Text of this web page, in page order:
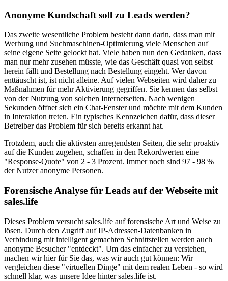
Anonyme Kundschaft soll zu Leads werden?
Das zweite wesentliche Problem besteht dann darin, dass man mit
Werbung und Suchmaschinen-Optimierung viele Menschen auf
seine eigene Seite gelockt hat. Viele haben nun den Gedanken, dass
man nur mehr zusehen müsste, wie das Geschäft quasi von selbst
herein fällt und Bestellung nach Bestellung eingeht. Wer davon
enttäuscht ist, ist nicht alleine. Auf vielen Webseiten wird daher zu
Maßnahmen für mehr Aktivierung gegriffen. Sie kennen das selbst
von der Nutzung von solchen Internetseiten. Nach wenigen
Sekunden öffnet sich ein Chat-Fenster und möchte mit dem Kunden
in Interaktion treten. Ein typisches Kennzeichen dafür, dass dieser
Betreiber das Problem für sich bereits erkannt hat.
Trotzdem, auch die aktivsten anregendsten Seiten, die sehr proaktiv
auf die Kunden zugehen, schaffen in den Rekordwerten eine
"Response-Quote" von 2 - 3 Prozent. Immer noch sind 97 - 98 %
der Nutzer anonyme Personen.
Forensische Analyse für Leads auf der Webseite mit
sales.life
Dieses Problem versucht sales.life auf forensische Art und Weise zu
lösen. Durch den Zugriff auf IP-Adressen-Datenbanken in
Verbindung mit intelligent gemachten Schnittstellen werden auch
anonyme Besucher "entdeckt". Um das einfacher zu verstehen,
machen wir hier für Sie das, was wir auch gut können: Wir
vergleichen diese "virtuellen Dinge" mit dem realen Leben - so wird
schnell klar, was unsere Idee hinter sales.life ist.